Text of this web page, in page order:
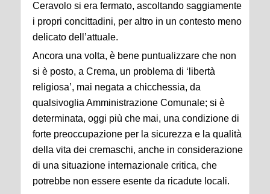
Ceravolo si era fermato, ascoltando saggiamente
i propri concittadini, per altro in un contesto meno
delicato dell’attuale.
Ancora una volta, è bene puntualizzare che non
si è posto, a Crema, un problema di ‘libertà
religiosa’, mai negata a chicchessia, da
qualsivoglia Amministrazione Comunale; si è
determinata, oggi più che mai, una condizione di
forte preoccupazione per la sicurezza e la qualità
della vita dei cremaschi, anche in considerazione
di una situazione internazionale critica, che
potrebbe non essere esente da ricadute locali.